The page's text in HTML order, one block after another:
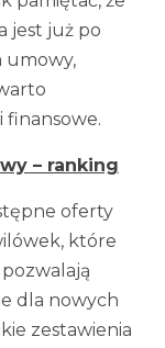
jest już po
umowy,
finansowe.
– ranking
oferty
które
dla nowych
zestawienia